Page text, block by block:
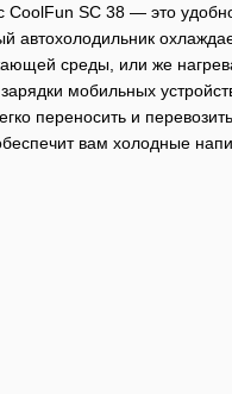
CoolFun SC 38 — это
автохолодильник
среды, или же
мобильных
переносить и
вам холодные